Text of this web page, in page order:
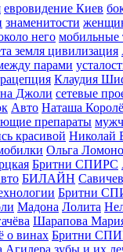
евровидение Киев
знаменитости
него мобильные
земля цивилизация
парами
Клаудия
Джоли сетевые
Авто Наташа
препараты
красивой Николай
Ольга
Бритни СПИРС
БИЛАЙН
Бритни
Мадона Лолита
Шарапова
о винах Бритни
Агилера зубы и их